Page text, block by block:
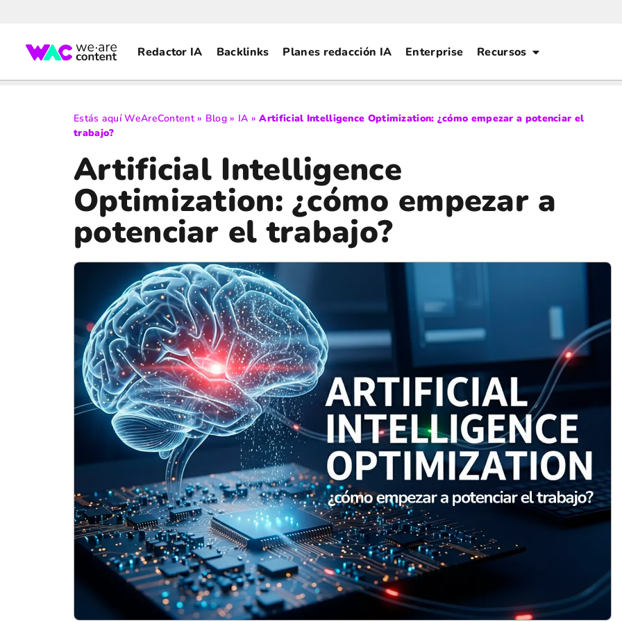
Redactor IA Backlinks Planes redacción IA Enterprise Recursos
Estás aquíWeAreContent» Blog » IA »Artificial Intelligence Optimization: ¿cómo empezar a potenciar el
trabajo?
Artificial Intelligence
Optimization: ¿cómo empezar a
potenciar el trabajo?